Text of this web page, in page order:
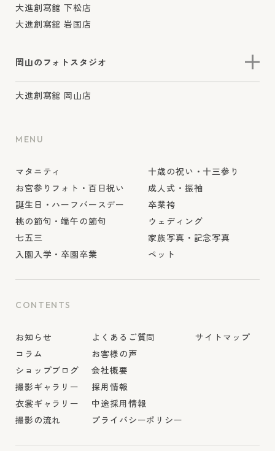
大進創寫舘 下松店
大進創寫舘 岩国店
岡山のフォトスタジオ
大進創寫舘 岡山店
MENU
マタニティ
お宮参りフォト・百日祝い
誕生日・ハーフバースデー
桃の節句・端午の節句
七五三
入園入学・卒園卒業
十歳の祝い・十三参り
成人式・振袖
卒業袴
ウェディング
家族写真・記念写真
ペット
CONTENTS
お知らせ
コラム
ショップブログ
撮影ギャラリー
衣裳ギャラリー
撮影の流れ
よくあるご質問
お客様の声
会社概要
採用情報
中途採用情報
プライバシーポリシー
サイトマップ